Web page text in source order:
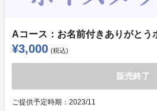
Aコース：お名前付きありがとう
¥3,000 (税込)
販売終了
ご提供予定時期： 2023/11